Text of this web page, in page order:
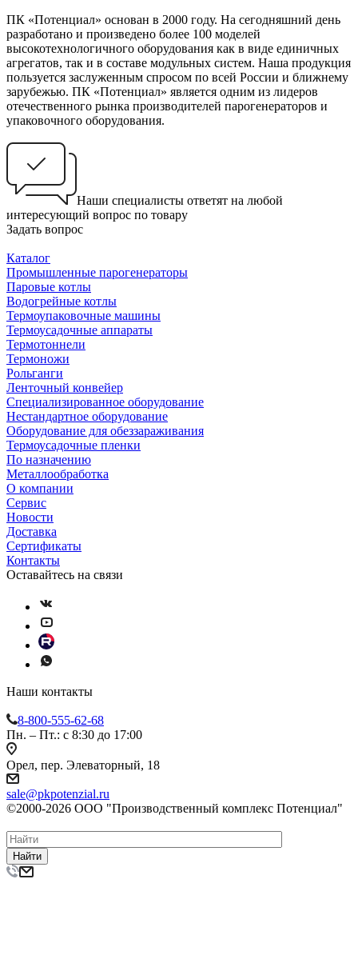
ПК «Потенциал» основан в 2000 году. На сегодняшний день
разработано и произведено более 100 моделей
высокотехнологичного оборудования как в виде единичных
агрегатов, так и в составе модульных систем. Наша продукция
пользуется заслуженным спросом по всей России и ближнему
зарубежью. ПК «Потенциал» является одним из лидеров
отечественного рынка производителей парогенераторов и
упаковочного оборудования.
Наши специалисты ответят на любой
интересующий вопрос по товару
Задать вопрос
Каталог
Промышленные парогенераторы
Паровые котлы
Водогрейные котлы
Термоупаковочные машины
Термоусадочные аппараты
Термотоннели
Термоножи
Рольганги
Ленточный конвейер
Специализированное оборудование
Нестандартное оборудование
Оборудование для обеззараживания
Термоусадочные пленки
По назначению
Металлообработка
О компании
Сервис
Новости
Доставка
Сертификаты
Контакты
Оставайтесь на связи
Наши контакты
8-800-555-62-68
Пн. – Пт.: с 8:30 до 17:00
Орел, пер. Элеваторный, 18
sale@pkpotenzial.ru
©2000-2026 ООО "Производственный комплекс Потенциал"
Найти